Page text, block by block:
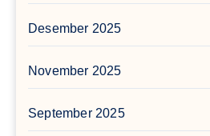
Desember 2025
November 2025
September 2025